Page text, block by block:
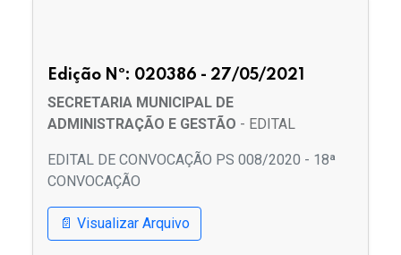
Edição Nº: 020386 - 27/05/2021
SECRETARIA MUNICIPAL DE
ADMINISTRAÇÃO E GESTÃO - EDITAL
EDITAL DE CONVOCAÇÃO PS 008/2020 - 18ª
CONVOCAÇÃO
📄 Visualizar Arquivo